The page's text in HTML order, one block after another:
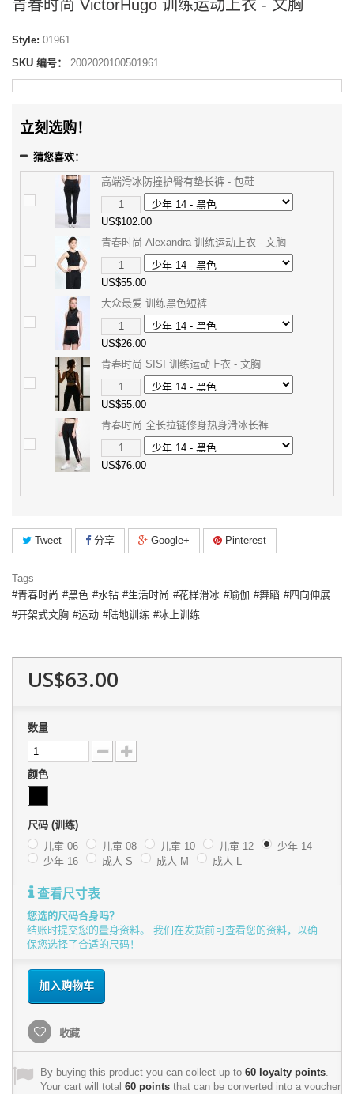
青春时尚 VictorHugo 训练运动上衣 - 文胸
Style: 01961
SKU 编号：
2002020100501961
立刻选购！
猜您喜欢：
高端滑冰防撞护臀有垫长裤 - 包鞋
US$102.00
青春时尚 Alexandra 训练运动上衣 - 文胸
US$55.00
大众最爱 训练黑色短裤
US$26.00
青春时尚 SISI 训练运动上衣 - 文胸
US$55.00
青春时尚 全长拉链修身热身滑冰长裤
US$76.00
Tweet 分享 Google+ Pinterest
Tags
青春时尚
黑色 水钻 生活时尚 花样滑冰 瑜伽 舞蹈
四向伸展
开架式文胸
运动 陆地训练 冰上训练
US$63.00
数量
颜色
尺码 (训练)
儿童 06
儿童 08 儿童 10 儿童 12
少年 14
少年 16
成人 S 成人 M 成人 L
查看尺寸表
您选的尺码合身吗？
结账时提交您的量身资料。 我们在发货前可查看您的资料，以确
保您选择了合适的尺码！
加入购物车
收藏
By buying this product you can collect up to 60 loyalty points.
Your cart will total 60 points that can be converted into a voucher